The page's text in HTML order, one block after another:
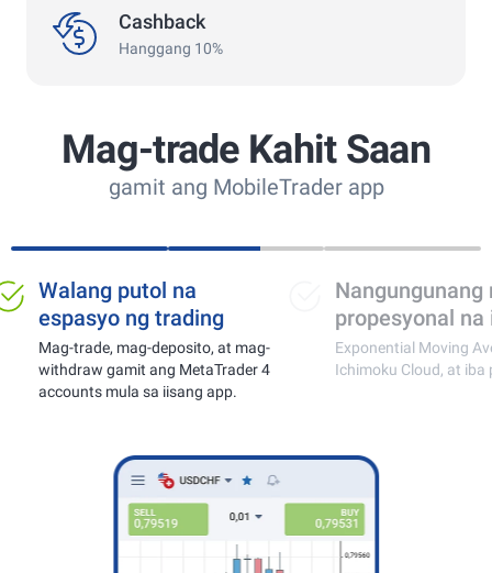
Cashback
Hanggang 10%
Mag-trade Kahit Saan
gamit ang MobileTrader app
putol na
ng trading
mag-deposito, at mag-
gamit ang MetaTrader 4
mula sa iisang app.
Nangungunang mga
propesyonal na indicator
Exponential Moving Average,
Ichimoku Cloud, at iba pa.